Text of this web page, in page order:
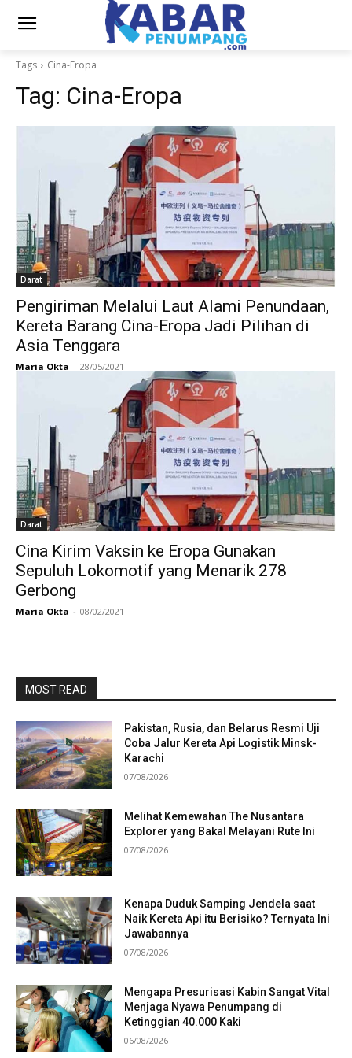
Tags Cina-Eropa
Tag: Cina-Eropa
Darat
Pengiriman Melalui Laut Alami Penundaan,
Kereta Barang Cina-Eropa Jadi Pilihan di
Asia Tenggara
Maria Okta - 28/05/2021
Darat
Cina Kirim Vaksin ke Eropa Gunakan
Sepuluh Lokomotif yang Menarik 278
Gerbong
Maria Okta - 08/02/2021
MOST READ
Pakistan, Rusia, dan Belarus Resmi Uji
Coba Jalur Kereta Api Logistik Minsk-
Karachi
07/08/2026
Melihat Kemewahan The Nusantara
Explorer yang Bakal Melayani Rute Ini
07/08/2026
Kenapa Duduk Samping Jendela saat
Naik Kereta Api itu Berisiko? Ternyata Ini
Jawabannya
07/08/2026
Mengapa Presurisasi Kabin Sangat Vital
Menjaga Nyawa Penumpang di
Ketinggian 40.000 Kaki
06/08/2026